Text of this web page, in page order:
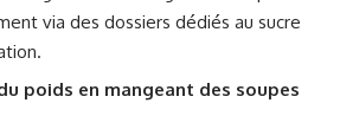
via des dossiers dédiés au sucre
.
poids en mangeant des soupes